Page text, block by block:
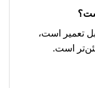
موارد، کویل ام وی ام530 قابل تعمیر است،
است.